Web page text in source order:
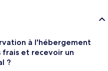
à l'hébergement
frais et recevoir un
?